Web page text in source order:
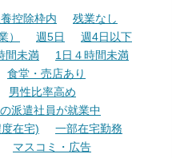
控除枠内
残業なし
） 週5日
週4日以下
間未満
1日４時間未満
食堂・売店あり
男性比率高め
派遣社員が就業中
在宅)
一部在宅勤務
マスコミ・広告